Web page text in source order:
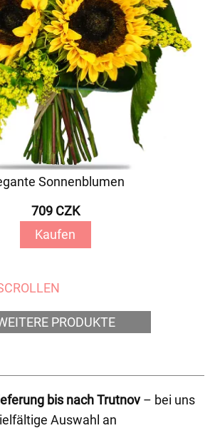
Sonnenblumen
709 CZK
Kaufen
PRODUKTE
bis nach Trutnov– bei uns
Auswahl an